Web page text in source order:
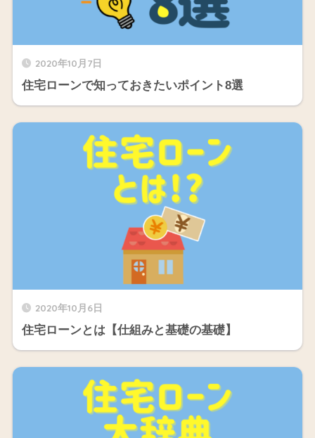
2020年10月7日
住宅ローンで知っておきたいポイント8選
2020年10月6日
住宅ローンとは【仕組みと基礎の基礎】